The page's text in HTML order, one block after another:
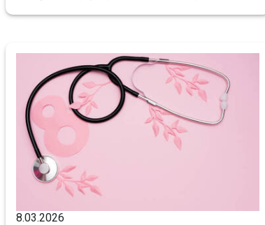
grossesse, l’accouchement et l’allaitement peuvent
nombreuses mères remarquent des changements tels
que la peau abdominale relâchée, des muscles
affaiblis, des dépôts de graisse tenaces et des
modifications de la forme ou du volume des seins.
8.03.2026